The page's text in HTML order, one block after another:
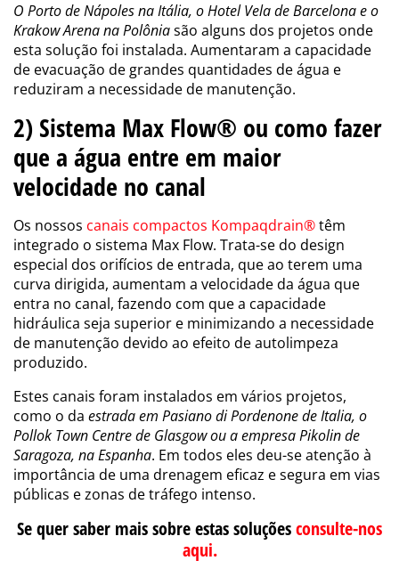
O Porto de Nápoles na Itália, o Hotel Vela de Barcelona e o
Krakow Arena na Polôniasão alguns dos projetos onde
esta solução foi instalada. Aumentaram a capacidade
de evacuação de grandes quantidades de água e
reduziram a necessidade de manutenção.
2) Sistema Max Flow® ou como fazer
que a água entre em maior
velocidade no canal
Os nossos canais compactos Kompaqdrain®têm
integrado o sistema Max Flow. Trata-se do design
especial dos orifícios de entrada, que ao terem uma
curva dirigida, aumentam a velocidade da água que
entra no canal, fazendo com que a capacidade
hidráulica seja superior e minimizando a necessidade
de manutenção devido ao efeito de autolimpeza
produzido.
Estes canais foram instalados em vários projetos,
como o da estrada em Pasiano di Pordenone de Italia, o
Pollok Town Centre de Glasgow ou a empresa Pikolin de
Saragoza, na Espanha. Em todos eles deu-se atenção à
importância de uma drenagem eficaz e segura em vias
públicas e zonas de tráfego intenso.
Se quer saber mais sobre estas soluçõesconsulte-nos
aqui.